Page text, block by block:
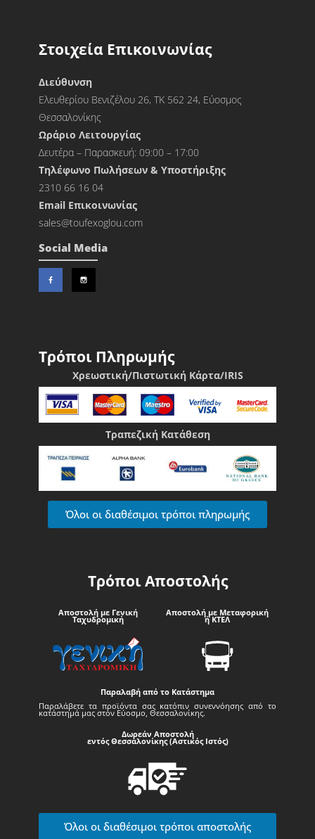
Στοιχεία Επικοινωνίας
Διεύθυνση
Ελευθερίου Βενιζέλου 26, ΤΚ 562 24, Εύοσμος
Θεσσαλονίκης
Ωράριο Λειτουργίας
Δευτέρα – Παρασκευή: 09:00 – 17:00
Τηλέφωνο Πωλήσεων & Υποστήριξης
2310 66 16 04
Εmail Επικοινωνίας
sales@toufexoglou.com
Social Media
Τρόποι Πληρωμής
Χρεωστική/Πιστωτική Κάρτα/IRIS
Τραπεζική Κατάθεση
Όλοι οι διαθέσιμοι τρόποι πληρωμής
Τρόποι Αποστολής
Αποστολή με Γενική
Ταχυδρομική
Αποστολή με Μεταφορική
ή ΚΤΕΛ
Παραλαβή από το Κατάστημα
Παραλάβετε τα προϊόντα σας κατόπιν συνεννόησης από το
κατάστημά μας στον Εύοσμο, Θεσσαλονίκης.
Δωρεάν Αποστολή
εντός Θεσσαλονίκης (Αστικός Ιστός)
Όλοι οι διαθέσιμοι τρόποι αποστολής